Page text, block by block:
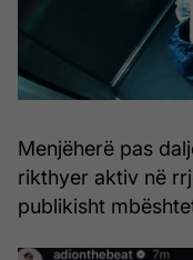
Menjëherë pas
rikthyer aktiv në
publikisht